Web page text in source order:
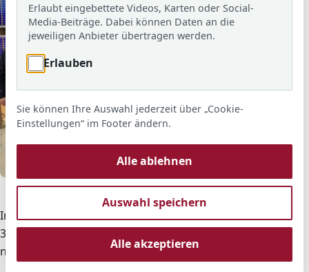
Vor dem Abflug nach Andalusien am Flughafen.
Insgesamt 16 Personen (13 Schüler aus den Jg. 7-9 und
3 Lehrer) sind nach Spanien geflogen und danach
nach Andalusien gefahren.
Erlaubt eingebettete Videos, Karten oder Social-
Media-Beiträge. Dabei können Daten an die
jeweiligen Anbieter übertragen werden.
Erlauben
Sie können Ihre Auswahl jederzeit über „Cookie-
Einstellungen“ im Footer ändern.
Alle ablehnen
Auswahl speichern
Alle akzeptieren